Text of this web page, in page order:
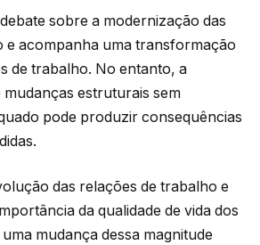
sobre a modernização das
e acompanha uma transformação
de trabalho. No entanto, a
estruturais sem
pode produzir consequências
das relações de trabalho e
da qualidade de vida dos
mudança dessa magnitude